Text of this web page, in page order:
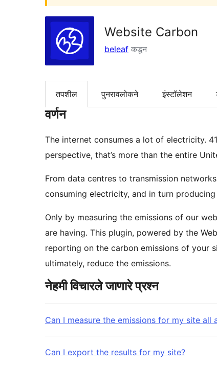
Website Carbon
beleaf कडून
तपशील पुनरावलोकने इंस्टॉलेशन
वर्णन
The internet consumes a lot of electricity.
perspective, that’s more than the entire
From data centres to transmission
consuming electricity, and in turn
Only by measuring the emissions of our
are having. This plugin, powered by the
reporting on the carbon emissions of your
ultimately, reduce the emissions.
नेहमी विचारले जाणारे प्रश्न
Can I measure the emissions for my site all
Can I export the results for my site?